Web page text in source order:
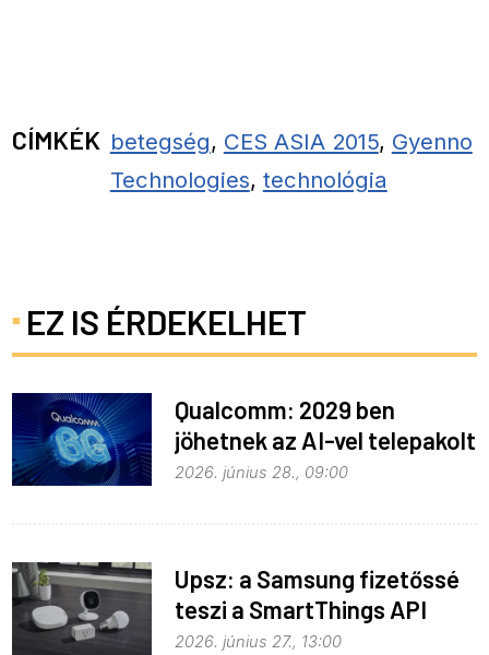
CÍMKÉK betegség, CES ASIA 2015, Gyenno
Technologies, technológia
EZ IS ÉRDEKELHET
Qualcomm: 2029 ben
jöhetnek az AI-vel telepakolt
6G-s telefonok
2026. június 28., 09:00
Upsz: a Samsung fizetőssé
teszi a SmartThings API
hozzáférést
2026. június 27., 13:00